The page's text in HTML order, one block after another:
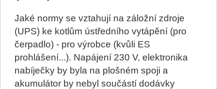
Jaké normy se vztahují na záložní zdroje
(UPS) ke kotlům ústředního vytápění (pro
čerpadlo) - pro výrobce (kvůli ES
prohlášení...). Napájení 230 V, elektronika
nabíječky by byla na plošném spoji a
akumulátor by nebyl součástí dodávky